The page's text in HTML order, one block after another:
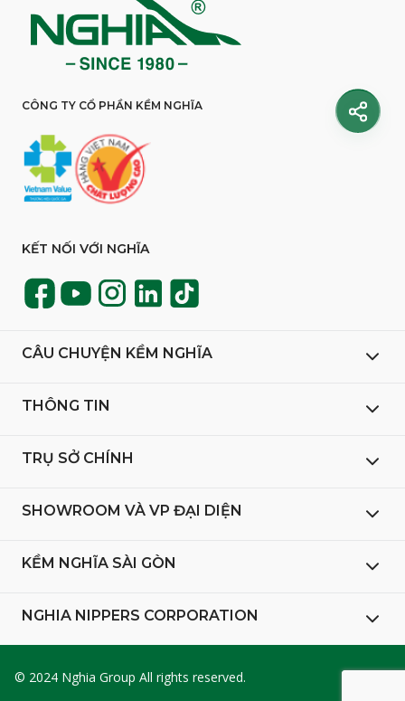
CÔNG TY CỔ PHẦN KỀM NGHĨA
KẾT NỐI VỚI NGHĨA
CÂU CHUYỆN KỀM NGHĨA
THÔNG TIN
TRỤ SỞ CHÍNH
SHOWROOM VÀ VP ĐẠI DIỆN
KỀM NGHĨA SÀI GÒN
NGHIA NIPPERS CORPORATION
© 2024 Nghia Group All rights reserved.